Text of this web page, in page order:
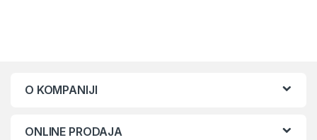
O KOMPANIJI
ONLINE PRODAJA